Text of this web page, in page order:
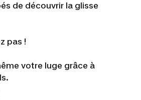
de découvrir la glisse
pas !
votre luge grâce à